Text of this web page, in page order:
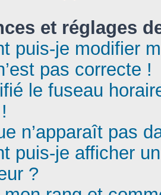
et réglages
puis-je modifier
pas correcte !
le fuseau
n’apparaît pas
puis-je afficher
?